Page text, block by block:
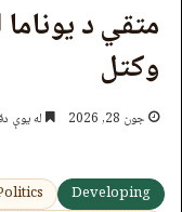
متقي د
وکتل
جون 28, 2026 له یوې
Developing